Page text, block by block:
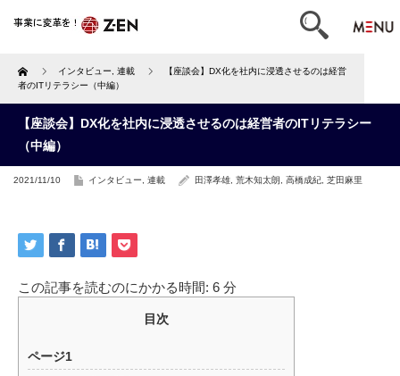
Home インタビュー 連載
【座談会】DX化を社内に浸透させるのは経営
者のITリテラシー（中編）
【座談会】DX化を社内に浸透させるのは経営者のITリテラシー
（中編）
2021/11/10 インタビュー 連載 田澤孝雄 荒木知太朗 高橋成紀 芝田麻里
この記事を読むのにかかる時間: 6 分
目次
ページ1